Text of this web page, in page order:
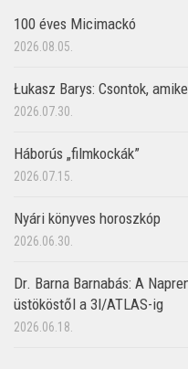
100 éves Micimackó
2026.08.05.
Łukasz Barys: Csontok,
2026.07.30.
Háborús „filmkockák”
2026.07.15.
Nyári könyves horoszkóp
2026.06.30.
Dr. Barna Barnabás: A
üstököstől a 3I/ATLAS-ig
2026.06.18.